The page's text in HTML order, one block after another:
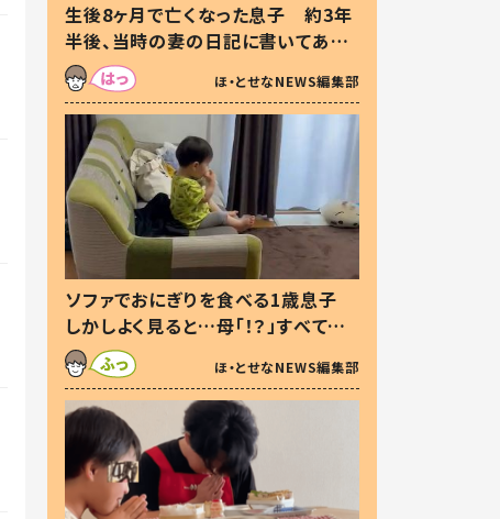
生後8ヶ月で亡くなった息子 約3年
半後、当時の妻の日記に書いてあっ
た本音とは
ほ・とせなNEWS編集部
ソファでおにぎりを食べる1歳息子
しかしよく見ると…母「！？」すべてを
察した母の投稿に「可愛いから許
す！」「現行犯〜」
ほ・とせなNEWS編集部